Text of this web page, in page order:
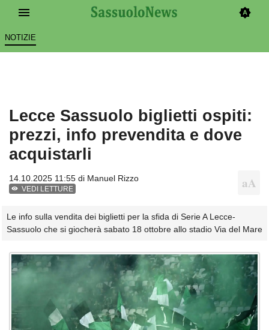
NOTIZIE
Lecce Sassuolo biglietti ospiti:
prezzi, info prevendita e dove
acquistarli
14.10.2025 11:55 di Manuel Rizzo
VEDI LETTURE
Le info sulla vendita dei biglietti per la sfida di Serie A Lecce-
Sassuolo che si giocherà sabato 18 ottobre allo stadio Via del Mare